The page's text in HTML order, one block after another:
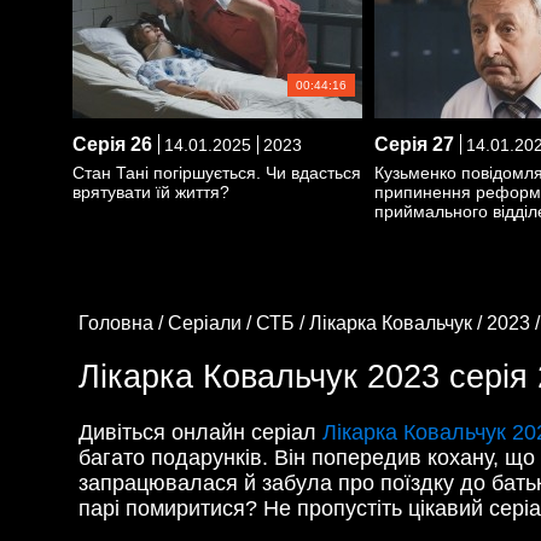
00:44:16
Серія 26 14.01.2025
2023
Стан Тані погіршується. Чи вдасться
врятувати їй життя?
Серія 27
Кузьменко
припинення
приймального
Головна /Серіали /СТБ /Лікарка Ковальчук / 2023
Лікарка Ковальчук 2023
Дивіться онлайн серіал Лікарка Ковальчук
багато подарунків. Він попередив кохану,
запрацювалася й забула про поїздку до
парі помиритися? Не пропустіть цікавий